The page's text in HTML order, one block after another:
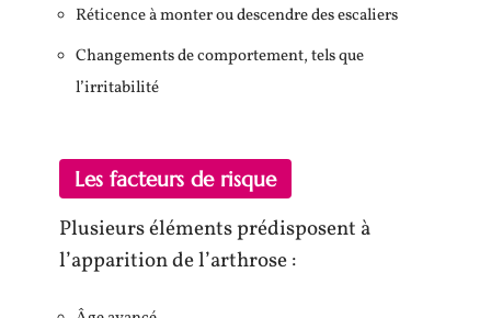
Réticence à monter ou descendre des escaliers
Changements de comportement, tels que
l’irritabilité
Les facteurs de risque
Plusieurs éléments prédisposent à
l’apparition de l’arthrose :